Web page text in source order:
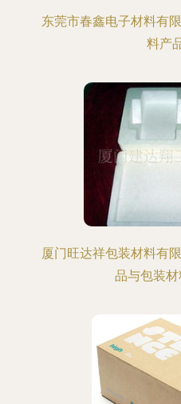
东莞市春鑫电子材料有
料产
厦门旺达祥包装材料有
品与包装